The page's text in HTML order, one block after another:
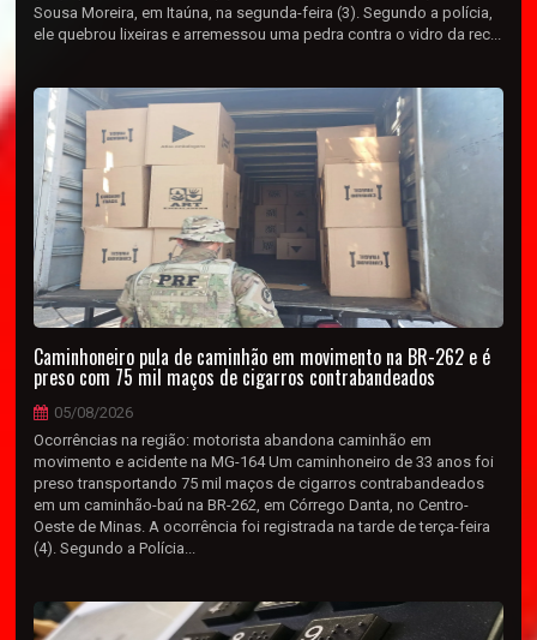
Sousa Moreira, em Itaúna, na segunda-feira (3). Segundo a polícia,
ele quebrou lixeiras e arremessou uma pedra contra o vidro da rec...
Caminhoneiro pula de caminhão em movimento na BR-262 e é
preso com 75 mil maços de cigarros contrabandeados
05/08/2026
Ocorrências na região: motorista abandona caminhão em
movimento e acidente na MG-164 Um caminhoneiro de 33 anos foi
preso transportando 75 mil maços de cigarros contrabandeados
em um caminhão-baú na BR-262, em Córrego Danta, no Centro-
Oeste de Minas. A ocorrência foi registrada na tarde de terça-feira
(4). Segundo a Polícia...